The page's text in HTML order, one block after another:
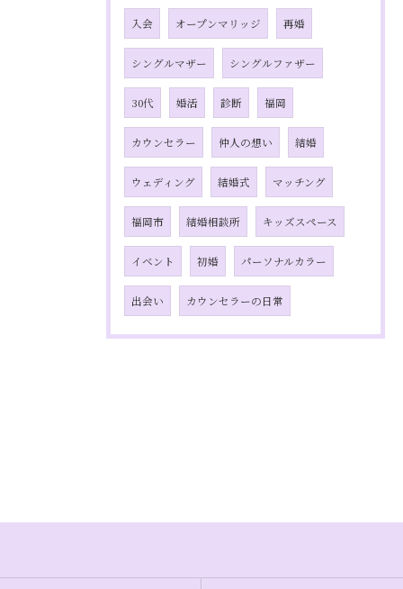
入会 オープンマリッジ 再婚
シングルマザー シングルファザー
30代 婚活 診断 福岡
カウンセラー 仲人の想い 結婚
ウェディング 結婚式 マッチング
福岡市 結婚相談所 キッズスペース
イベント 初婚 パーソナルカラー
出会い カウンセラーの日常